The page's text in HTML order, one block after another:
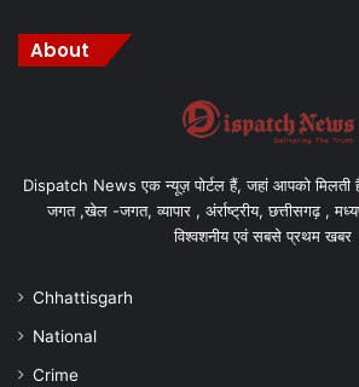
About
Dispatch News एक न्यूज़ पोर्टल हैं, जहां आपको मिलती
जगत ,खेल -जगत, व्यापार , अंर्राष्ट्रीय, छत्तीसगढ़ ,
विश्वशनीय एवं सबसे प्रथम खबर
Chhattisgarh
National
Crime